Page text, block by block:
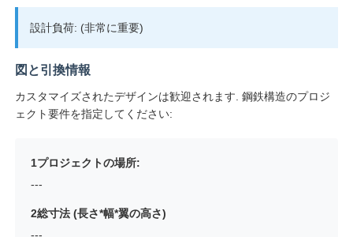
設計負荷: (非常に重要)
図と引換情報
カスタマイズされたデザインは歓迎されます. 鋼鉄構造のプロジ
ェクト要件を指定してください:
1プロジェクトの場所:
---
2総寸法 (長さ*幅*翼の高さ)
---